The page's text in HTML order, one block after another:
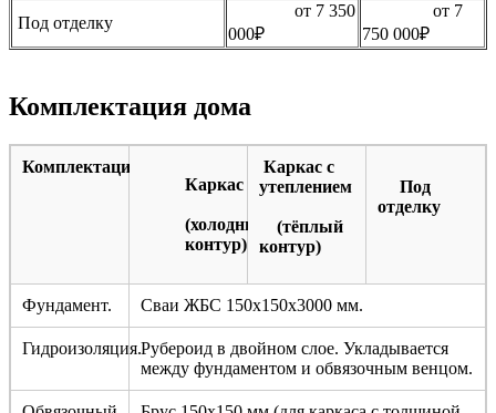
Под отделку
от 7 350
000₽
от 7
750 000₽
Комплектация дома
Комплектация
Каркас
(холодный
контур)
Каркас с
утеплением
(тёплый
контур)
Под
отделку
Фундамент. Сваи ЖБС 150х150х3000 мм.
Гидроизоляция.Рубероид в двойном слое. Укладывается
между фундаментом и обвязочным венцом.